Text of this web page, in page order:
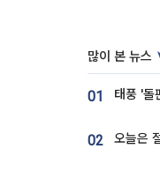
많이 본 뉴스
01
02 오늘은